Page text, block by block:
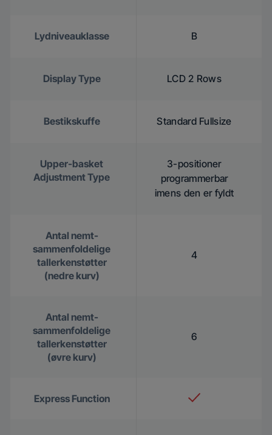
Lydniveauklasse B
Display Type LCD 2 Rows
Bestikskuffe Standard Fullsize
Upper-basket
Adjustment Type
3-positioner
programmerbar
imens den er fyldt
Antal nemt-
sammenfoldelige
tallerkenstøtter
(nedre kurv)
4
Antal nemt-
sammenfoldelige
tallerkenstøtter
(øvre kurv)
6
Express Function